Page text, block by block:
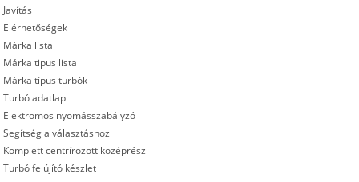
Javítás
Elérhetőségek
Márka lista
Márka tipus lista
Márka típus turbók
Turbó adatlap
Elektromos nyomásszabályzó
Segítség a választáshoz
Komplett centrírozott középrész
Turbó felújító készlet